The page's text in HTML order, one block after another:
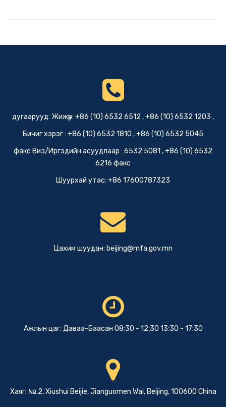
дугаарууд: Жижүүр: +86 (10) 6532 6512 , +86 (10) 6532 1203 ,
Бичиг хэрэг : +86 (10) 6532 1810 , +86 (10) 6532 5045
факс Виз/Иргэдийн асуудлаар : 6532 5081 , +86 (10) 6532
6216 факс
Шуурхай утас: +86 17600787323
Цахим шуудан: beijing@mfa.gov.mn
Ажлын цаг: Даваа-Баасан 08:30 - 12:30 13:30 - 17:30
Хаяг: №.2, Xiushui Beijie, Jianguomen Wai, Beijing, 100600 China